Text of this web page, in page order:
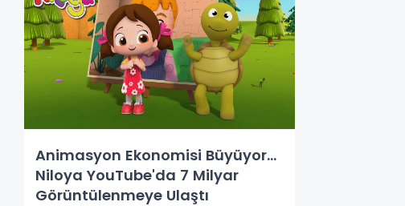
Animasyon Ekonomisi Büyüyor...
Niloya YouTube'da 7 Milyar
Görüntülenmeye Ulaştı